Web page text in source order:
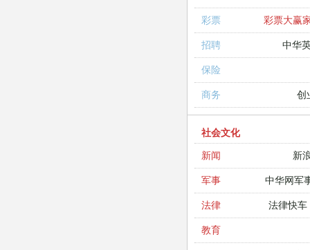
彩票 彩票大赢
招聘 中华
保险
商务 创
社会文化
新闻
新
军事 中华网军
法律 法律快车
教育